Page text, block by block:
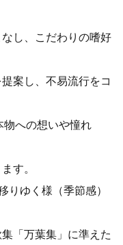
し、こだわりの嗜好
案し、不易流行をコ
への想いや憧れ
す。
りゆく様（季節感）
「万葉集」に準えた